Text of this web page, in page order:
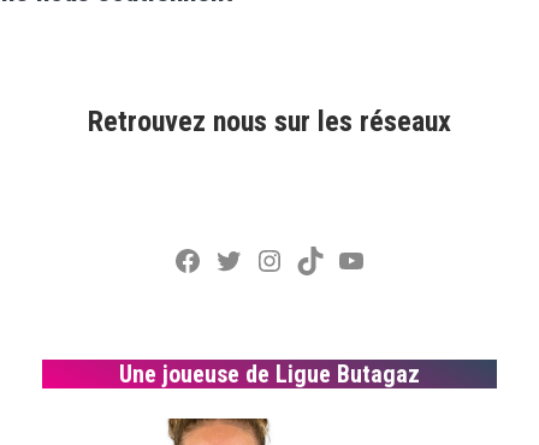
Retrouvez nous sur les réseaux
Facebook
Twitter
Instagram
TikTokYouTube
Une joueuse de Ligue Butagaz